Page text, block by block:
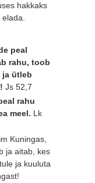
hakkaks
elada.
peal
rahu, toob
ja ütleb
Js 52,7
rahu
meel. Lk
Kuningas,
ja aitab, kes
ja kuuluta